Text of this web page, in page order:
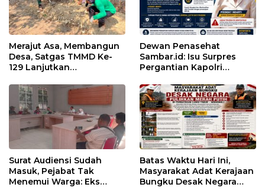
Merajut Asa, Membangun
Desa, Satgas TMMD Ke-
129 Lanjutkan
Dewan Penasehat
Sambar.id: Isu Surpres
Pergantian Kapolri
Kewenangan Mutlak di
Tangan Presiden
Surat Audiensi Sudah
Masuk, Pejabat Tak
Menemui Warga: Eks
Batas Waktu Hari Ini,
Masyarakat Adat Kerajaan
Bungku Desak Negara